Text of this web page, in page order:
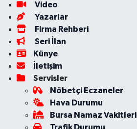
Video
Yazarlar
Firma Rehberi
Seri İlan
Künye
İletişim
Servisler
Nöbetçi Eczaneler
Hava Durumu
Bursa Namaz Vakitleri
Trafik Durumu